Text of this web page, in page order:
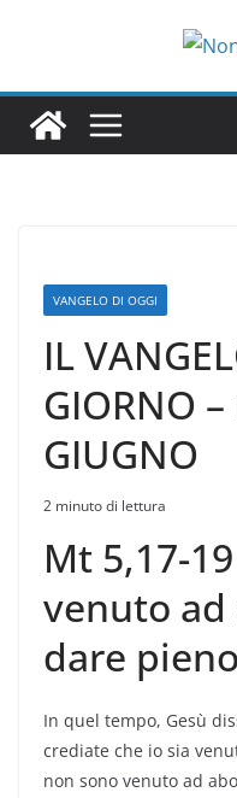
VANGELO DI OGGI
IL
GIORNO
GIUGNO
2 minuto di lettura
Mt 5,17-
venuto ad
dare
In quel tempo, Gesù
crediate che io sia
non sono venuto ad